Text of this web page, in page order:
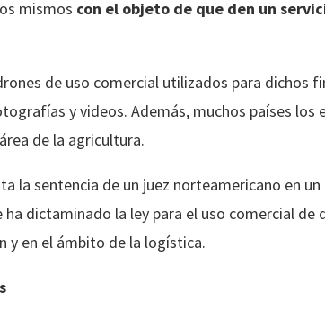
mismos con el objeto de que den un
de uso comercial utilizados para dichos
y videos. Además, muchos países los
de la agricultura.
la sentencia de un juez norteamericano en
dictaminado la ley para el uso comercial de
y en el ámbito de la logística.